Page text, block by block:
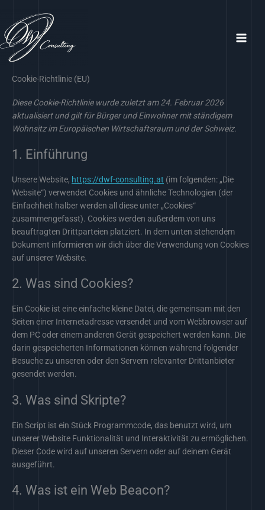
Inhalt
springen
Cookie-Richtlinie (EU)
Diese Cookie-Richtlinie wurde zuletzt am 24. Februar 2026
aktualisiert und gilt für Bürger und Einwohner mit ständigem
Wohnsitz im Europäischen Wirtschaftsraum und der Schweiz.
1. Einführung
Unsere Website, https://dwf-consulting.at (im folgenden: „Die
Website“) verwendet Cookies und ähnliche Technologien (der
Einfachheit halber werden all diese unter „Cookies“
zusammengefasst). Cookies werden außerdem von uns
beauftragten Drittparteien platziert. In dem unten stehendem
Dokument informieren wir dich über die Verwendung von Cookies
auf unserer Website.
2. Was sind Cookies?
Ein Cookie ist eine einfache kleine Datei, die gemeinsam mit den
Seiten einer Internetadresse versendet und vom Webbrowser auf
dem PC oder einem anderen Gerät gespeichert werden kann. Die
darin gespeicherten Informationen können während folgender
Besuche zu unseren oder den Servern relevanter Drittanbieter
gesendet werden.
3. Was sind Skripte?
Ein Script ist ein Stück Programmcode, das benutzt wird, um
unserer Website Funktionalität und Interaktivität zu ermöglichen.
Dieser Code wird auf unseren Servern oder auf deinem Gerät
ausgeführt.
4. Was ist ein Web Beacon?